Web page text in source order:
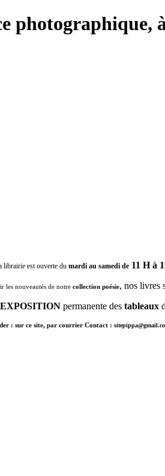
librairie est ouverte du mardi au samedi de 11 H à
les nouveautés de notrecollection poésie, nos livres
EXPOSITION permanente des tableaux
: sur ce site, par courrier Contact :